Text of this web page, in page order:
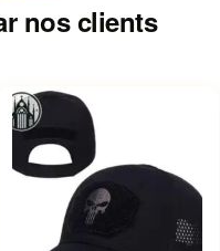
nos clients